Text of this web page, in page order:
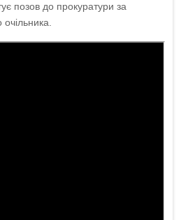
позов до прокуратури за
очільника.